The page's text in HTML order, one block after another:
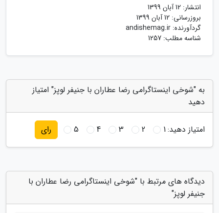
انتشار: 12 آبان 1399
بروزرسانی: 12 آبان 1399
گردآورنده: andishemag.ir
شناسه مطلب: 1257
به "شوخی اینستاگرامی رضا عطاران با جنیفر لوپز" امتیاز
دهید
امتیاز دهید:1
2
3
4
5 رای
دیدگاه های مرتبط با "شوخی اینستاگرامی رضا عطاران با
جنیفر لوپز"